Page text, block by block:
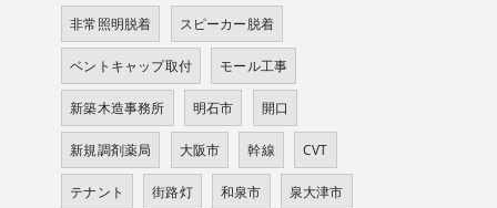
非常照明脱着 スピーカー脱着
ベントキャップ取付 モール工事
新築木造事務所 明石市 開口
新規調剤薬局 大阪市 幹線 CVT
テナント 街路灯 和泉市 泉大津市